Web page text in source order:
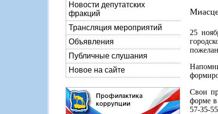
Новости депутатских
фракций
Трансляция мероприятий
Объявления
Публичные слушания
Новое на сайте
25
Свои
форме
57-35-